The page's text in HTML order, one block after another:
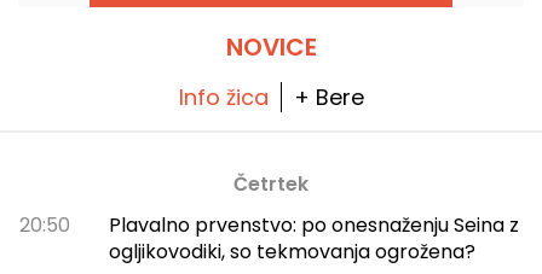
NOVICE
Info žica + Bere
Četrtek
20:50
Plavalno prvenstvo: po onesnaženju Seina z
ogljikovodiki, so tekmovanja ogrožena?